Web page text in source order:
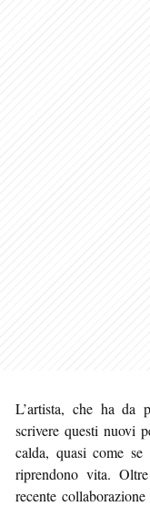
L’artista, che ha da
scrivere questi nuovi
calda, quasi come
riprendono vita.
recente